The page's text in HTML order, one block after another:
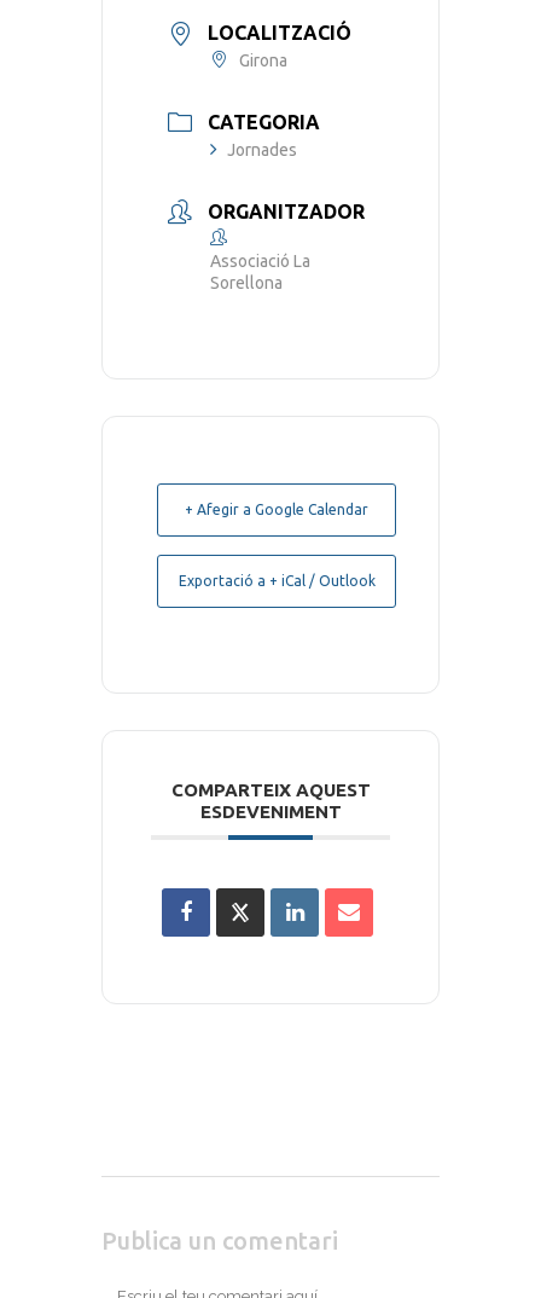
LOCALITZACIÓ
Girona
CATEGORIA
Jornades
ORGANITZADOR
Associació La
Sorellona
+ Afegir a Google Calendar
Exportació a + iCal / Outlook
COMPARTEIX AQUEST
ESDEVENIMENT
Publica un comentari